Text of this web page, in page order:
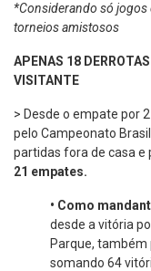
*Considerando só
torneios amistosos
APENAS 18
VISITANTE
> Desde o empate por
pelo Campeonato
partidas fora de casa e
21 empates.
• Como
desde a vitória
Parque, também
somando 64